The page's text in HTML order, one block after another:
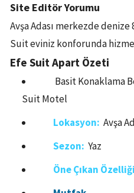
Site Editör Yorumu
Avşa Adası merkezde
Suit eviniz konforunda
Efe Suit Apart Özeti
Basit Konaklama
Suit Motel
Lokasyon: Avşa
Sezon: Yaz
Öne Çıkan Özelliği